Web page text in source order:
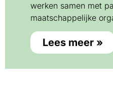
werken samen met
maatschappelijke
Lees meer »